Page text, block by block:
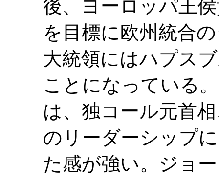
後、ヨーロッパ王
を目標に欧州統合
大統領にはハプス
ことになっている
は、独コール元首
のリーダーシップ
た感が強い。ジョ